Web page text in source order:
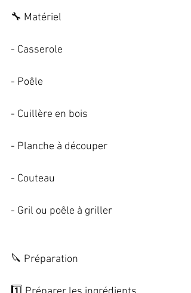
🔧 Matériel
- Casserole
- Poêle
- Cuillère en bois
- Planche à découper
- Couteau
- Gril ou poêle à griller
🔪 Préparation